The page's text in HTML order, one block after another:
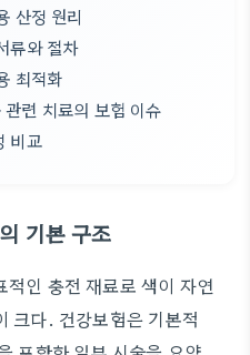
산정 원리
류와 절차
최적화
련 치료의 보험 이슈
비교
기본 구조
인 충전 재료로 색이 자연
크다. 건강보험은 기본적